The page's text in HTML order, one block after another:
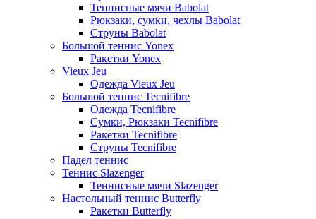
Теннисные мячи Babolat
Рюкзаки, сумки, чехлы Babolat
Струны Babolat
Большой теннис Yonex
Ракетки Yonex
Vieux Jeu
Одежда Vieux Jeu
Большой теннис Tecnifibre
Одежда Tecnifibre
Сумки, Рюкзаки Tecnifibre
Ракетки Tecnifibre
Струны Tecnifibre
Падел теннис
Теннис Slazenger
Теннисные мячи Slazenger
Настольный теннис Butterfly
Ракетки Butterfly